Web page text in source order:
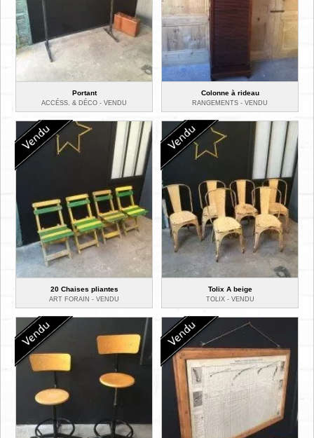
Portant
ACCÉSS. & DÉCO - VENDU
Colonne à rideau
RANGEMENTS - VENDU
20 Chaises pliantes
ART FORAIN - VENDU
Tolix A beige
TOLIX - VENDU